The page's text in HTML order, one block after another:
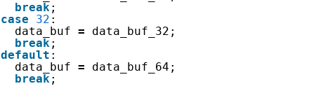
break;
case
32 :
data_buf =
data_buf_32;
break;
default :
data_buf =
data_buf_64;
break;